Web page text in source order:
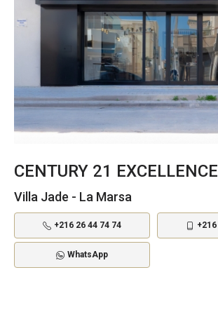
CENTURY 21 EXCELLENCE
Villa Jade - La Marsa
+216 26 44 74 74
WhatsApp